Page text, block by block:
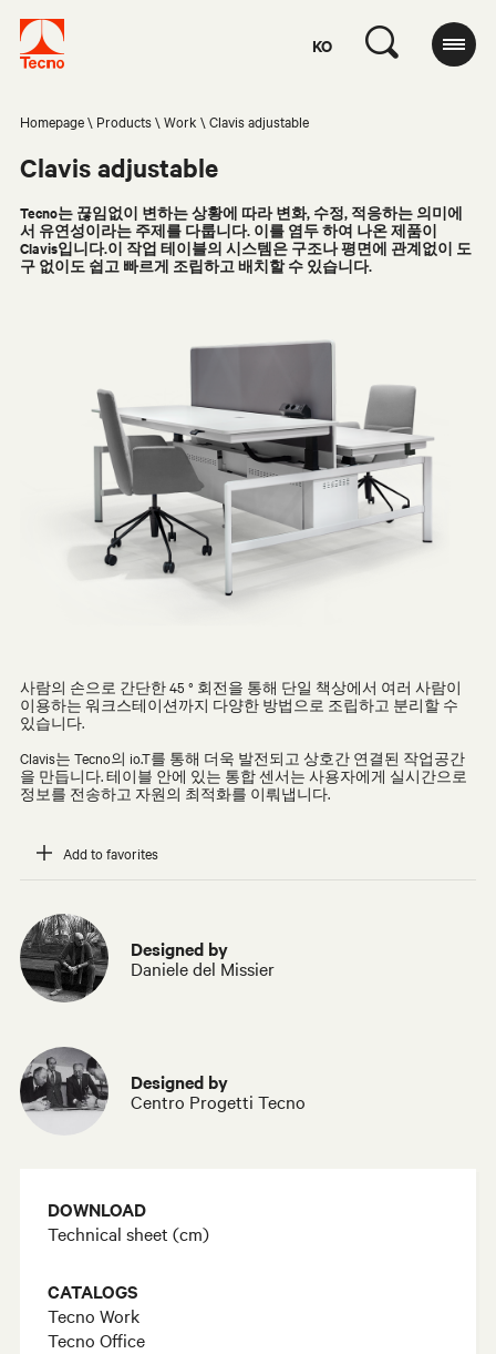
KO
Homepage Products Work Clavis adjustable
Clavis adjustable
Tecno는 끊임없이 변하는 상황에 따라 변화, 수정, 적응하는 의미에
서 유연성이라는 주제를 다룹니다. 이를 염두 하여 나온 제품이
Clavis입니다.이 작업 테이블의 시스템은 구조나 평면에 관계없이 도
구 없이도 쉽고 빠르게 조립하고 배치할 수 있습니다.
사람의 손으로 간단한 45 ° 회전을 통해 단일 책상에서 여러 사람이
이용하는 워크스테이션까지 다양한 방법으로 조립하고 분리할 수
있습니다.
Clavis는 Tecno의 io.T를 통해 더욱 발전되고 상호간 연결된 작업공간
을 만듭니다. 테이블 안에 있는 통합 센서는 사용자에게 실시간으로
정보를 전송하고 자원의 최적화를 이뤄냅니다.
Add to favorites
Designed by
Daniele del Missier
Designed by
Centro Progetti Tecno
DOWNLOAD
Technical sheet (cm)
CATALOGS
Tecno Work
Tecno Office